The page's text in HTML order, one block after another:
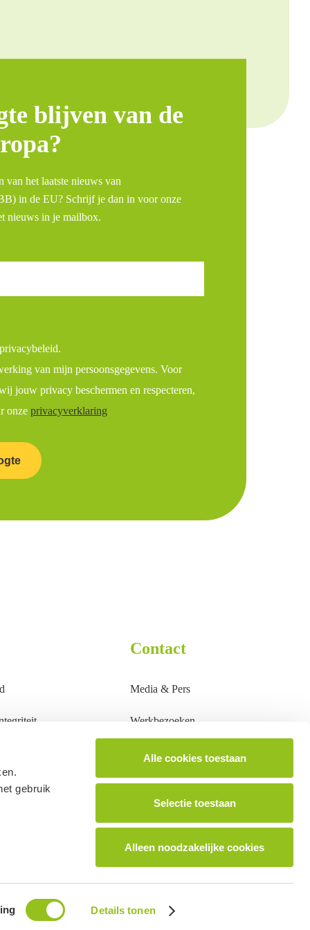
gebruik
Details tonen
Alle cookies toestaan
Selectie toestaan
Alleen noodzakelijke cookies
blijven van de
het laatste nieuws van
in de EU? Schrijf je dan in voor onze
nieuws in je mailbox.
van mijn persoonsgegevens. Voor
jouw privacy beschermen en respecteren,
onze privacyverklaring
Contact
Media & Pers
Werkbezoeken
Groepsbezoeken
Overig